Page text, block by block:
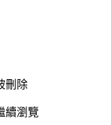
刪除
續瀏覽